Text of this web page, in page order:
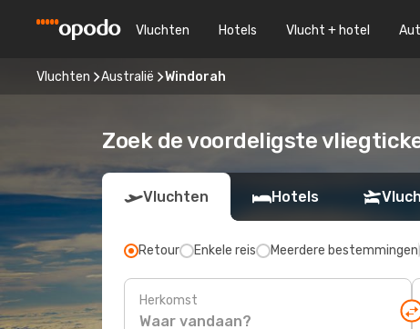
Vluchten Hotels Vlucht + hotel
Vluchten Australië Windorah
Zoek de voordeligste
Vluchten Hotels
Retour Enkele reis Meerdere bestemmingen
Herkomst